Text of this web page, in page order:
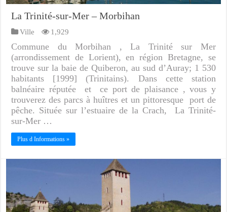
La Trinité-sur-Mer – Morbihan
Ville 1,929
Commune du Morbihan , La Trinité sur Mer
(arrondissement de Lorient), en région Bretagne, se
trouve sur la baie de Quiberon, au sud d’Auray; 1 530
habitants [1999] (Trinitains). Dans cette station
balnéaire réputée et ce port de plaisance , vous y
trouverez des parcs à huîtres et un pittoresque port de
pêche. Située sur l’estuaire de la Crach, La Trinité-
sur-Mer …
Plus d Informations »